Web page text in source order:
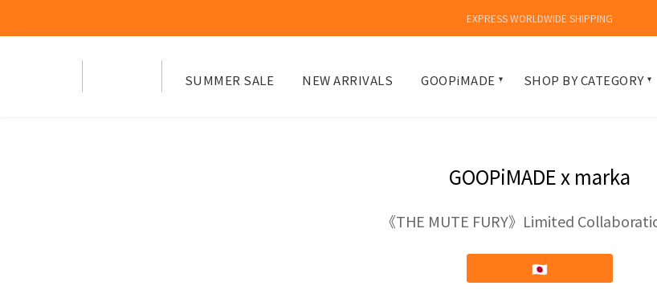
EXPRESS WORLDWIDE SHIPPING
SUMMER SALE NEW ARRIVALS GOOPiMADE SHOP BY CATEGORY
GOOPiMADE x marka
《THE MUTE FURY》Limited
🇯🇵